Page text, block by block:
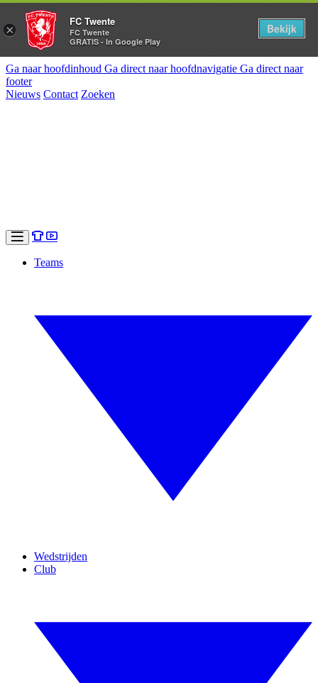
Ga naar hoofdinhoud Ga direct naar hoofdnavigatie Ga direct naar
footer
Nieuws Contact Zoeken
Teams
Wedstrijden
Club
×
FC Twente
FC Twente
GRATIS - In Google Play
Bekijk